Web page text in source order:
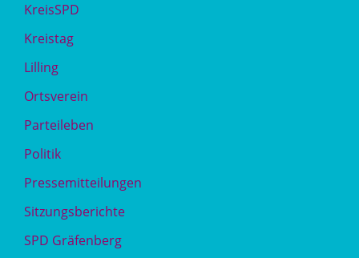
KreisSPD
Kreistag
Lilling
Ortsverein
Parteileben
Politik
Pressemitteilungen
Sitzungsberichte
SPD Gräfenberg